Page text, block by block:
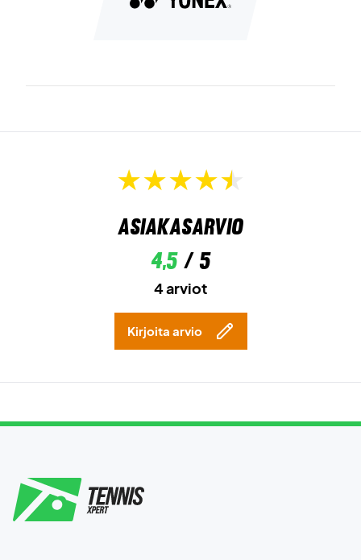
edulliseen hintaan!
Asiakasarvio
4,5/ 5
4 arviot
Kirjoita arvio